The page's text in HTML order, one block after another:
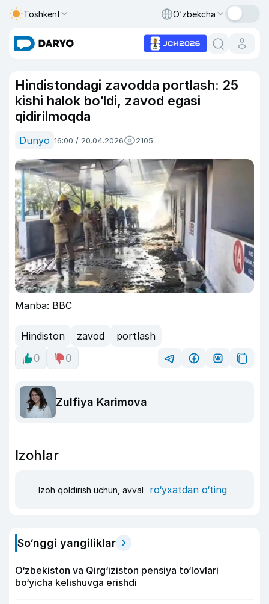
Toshkent O‘zbekcha
Hindistondagi zavodda portlash: 25
kishi halok bo‘ldi, zavod egasi
qidirilmoqda
Dunyo 16:00 / 20.04.2026 2105
Manba: BBC
Hindiston zavod
portlash
0
0
Zulfiya Karimova
Izohlar
Izoh qoldirish uchun, avval ro‘yxatdan o‘ting
So‘nggi yangiliklar
O‘zbekiston va Qirg‘iziston pensiya to‘lovlari
bo‘yicha kelishuvga erishdi